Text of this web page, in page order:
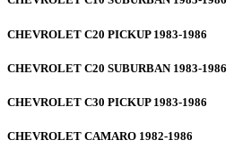
CHEVROLET C20 PICKUP 1983-1986
CHEVROLET C20 SUBURBAN 1983-1986
CHEVROLET C30 PICKUP 1983-1986
CHEVROLET CAMARO 1982-1986